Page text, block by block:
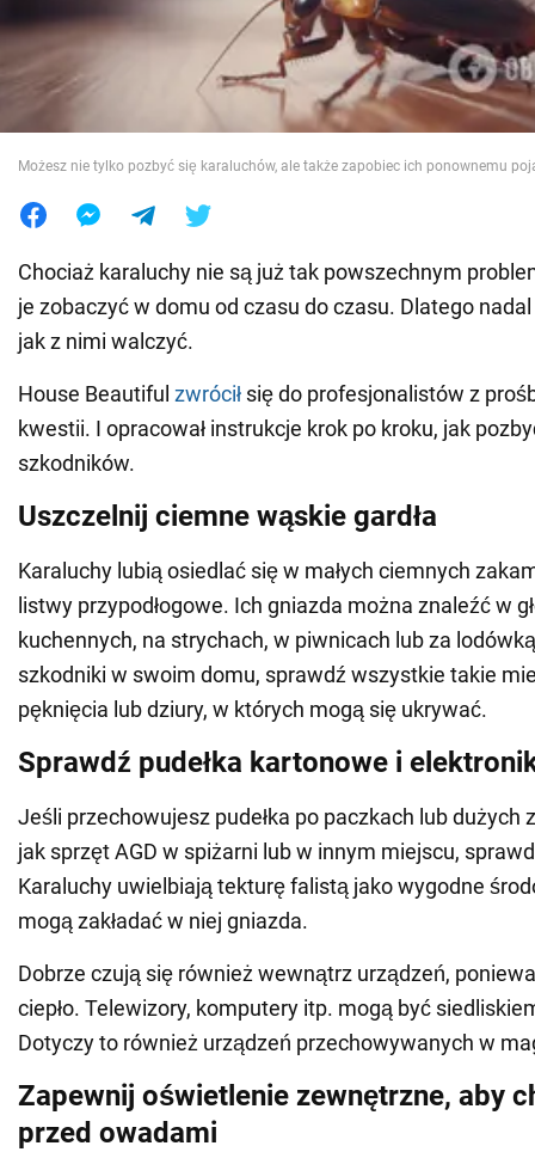
Wojna na Ukrainie
Świat
Jedzenie
Możesz nie tylko pozbyć się karaluchów, ale także zapobiec ich ponownemu
Chociaż karaluchy nie są już tak powszechnym
je zobaczyć w domu od czasu do czasu. Dlatego
jak z nimi walczyć.
House Beautiful zwrócił się do profesjonalistów z
kwestii. I opracował instrukcje krok po kroku, jak
szkodników.
Uszczelnij ciemne wąskie gardła
Karaluchy lubią osiedlać się w małych ciemnych
listwy przypodłogowe. Ich gniazda można znaleźć w
kuchennych, na strychach, w piwnicach lub za
szkodniki w swoim domu, sprawdź wszystkie takie
pęknięcia lub dziury, w których mogą się ukrywać.
Sprawdź pudełka kartonowe i
Jeśli przechowujesz pudełka po paczkach lub dużych
jak sprzęt AGD w spiżarni lub w innym miejscu,
Karaluchy uwielbiają tekturę falistą jako wygodne
mogą zakładać w niej gniazda.
Dobrze czują się również wewnątrz urządzeń,
ciepło. Telewizory, komputery itp. mogą być
Dotyczy to również urządzeń przechowywanych w
Zapewnij oświetlenie zewnętrzne, aby
przed owadami